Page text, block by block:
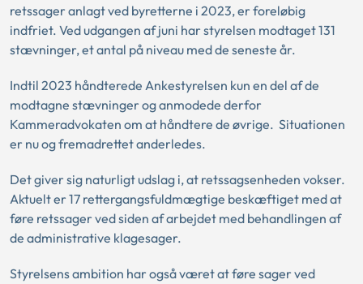
retssager anlagt ved byretterne i 2023, er foreløbig
indfriet. Ved udgangen af juni har styrelsen modtaget 131
stævninger, et antal på niveau med de seneste år.
Indtil 2023 håndterede Ankestyrelsen kun en del af de
modtagne stævninger og anmodede derfor
Kammeradvokaten om at håndtere de øvrige. Situationen
er nu og fremadrettet anderledes.
Det giver sig naturligt udslag i, at retssagsenheden vokser.
Aktuelt er 17 rettergangsfuldmægtige beskæftiget med at
føre retssager ved siden af arbejdet med behandlingen af
de administrative klagesager.
Styrelsens ambition har også været at føre sager ved